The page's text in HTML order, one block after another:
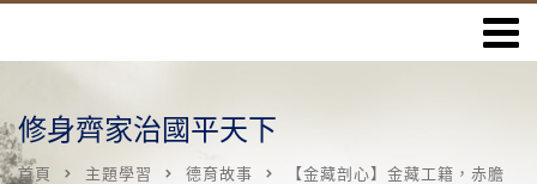
修身齊家治國平天下
首頁 主題學習 德育故事
【金藏剖心】金藏工籍，赤膽